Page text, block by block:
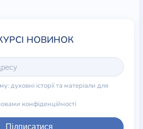
духовні історії та матеріали для
конфіденційності
Підписатися